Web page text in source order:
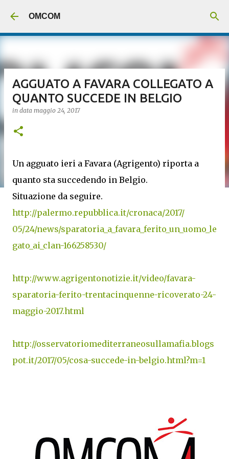
OMCOM
AGGUATO A FAVARA COLLEGATO A
QUANTO SUCCEDE IN BELGIO
in data maggio 24, 2017
Un agguato ieri a Favara (Agrigento) riporta a
quanto sta succedendo in Belgio.
Situazione da seguire.
http://palermo.repubblica.it/cronaca/2017/
05/24/news/sparatoria_a_favara_ferito_un_uomo_le
gato_ai_clan-166258530/
http://www.agrigentonotizie.it/video/favara-
sparatoria-ferito-trentacinquenne-ricoverato-24-
maggio-2017.html
http://osservatoriomediterraneosullamafia.blogs
pot.it/2017/05/cosa-succede-in-belgio.html?m=1